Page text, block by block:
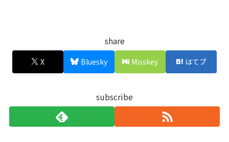
share
X Bluesky Misskey はてブ
subscribe